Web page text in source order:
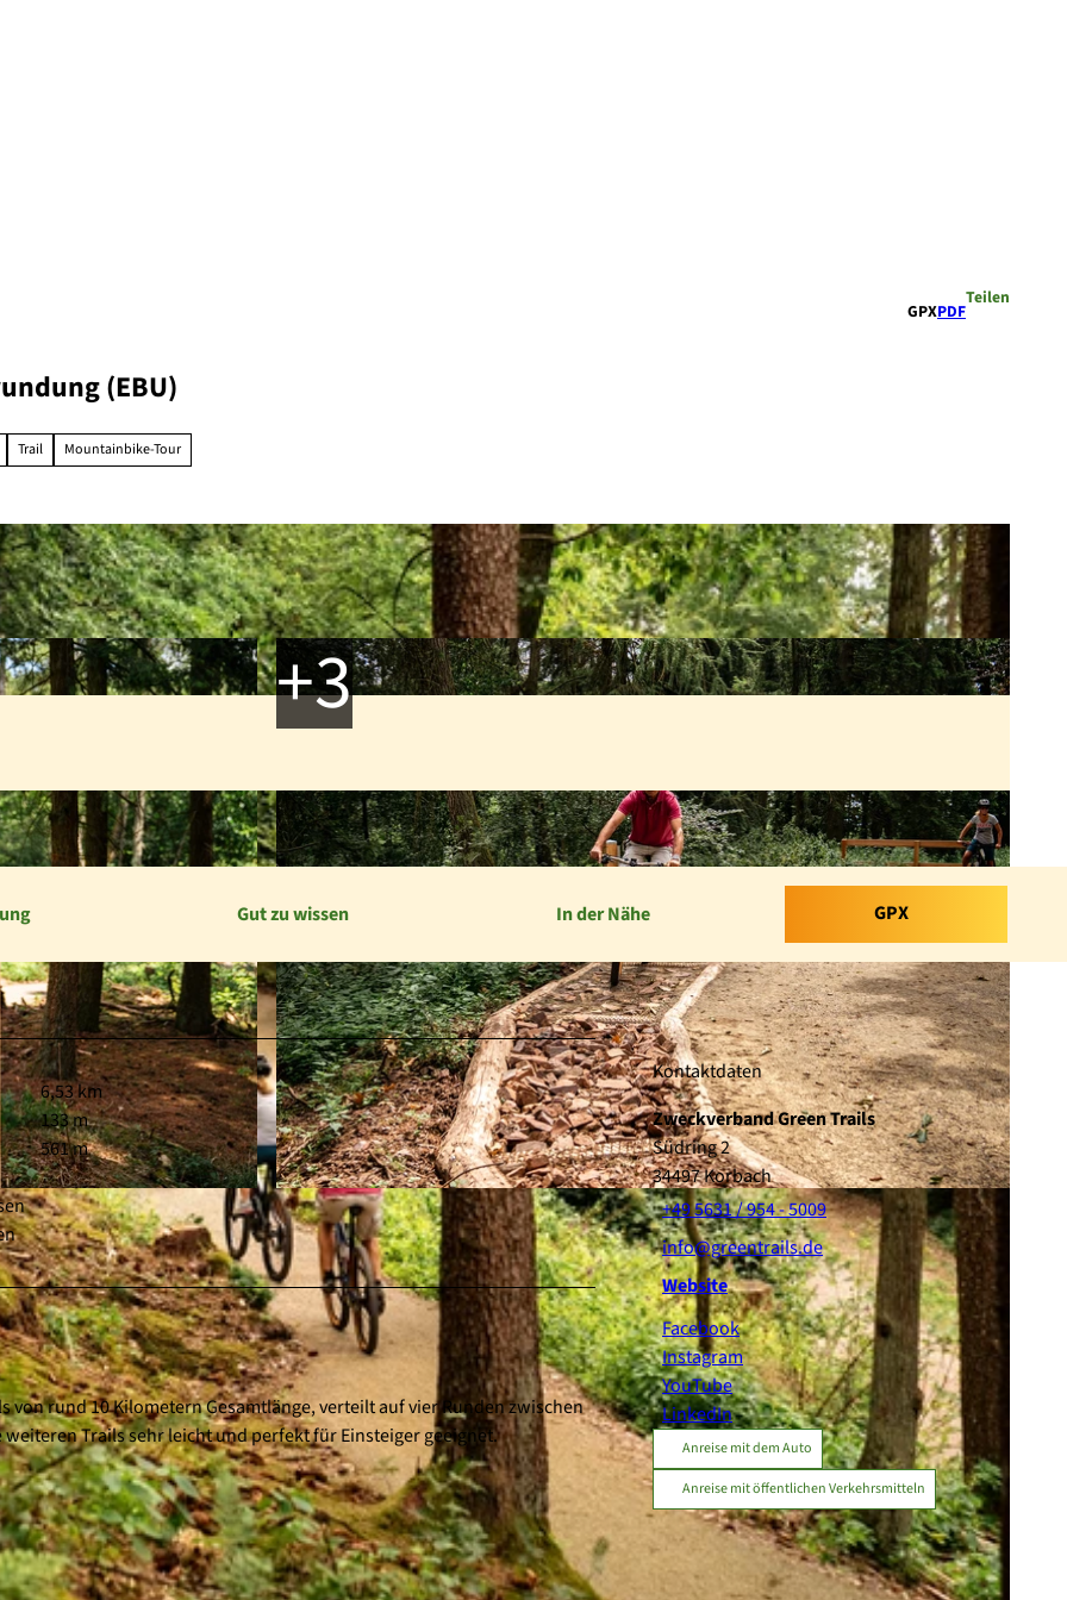
GPXPDF
Teilen
(EBU)
Trail Mountainbike-Tour
© MOONROCK MEDIA |CC-BY-SA
Gut zu wissen In der Nähe GPX
6,53 km
133 m
561 m
von rund 10 Kilometern Gesamtlänge, verteilt auf vier Runden zwischen
Trails sehr leicht und perfekt für Einsteiger geeignet.
Kontaktdaten
Zweckverband Green Trails
Südring 2
34497Korbach
+49 5631 / 954 - 5009
info@greentrails.de
Website
Facebook
Instagram
YouTube
LinkedIn
Anreise mit dem Auto
Anreise mit öffentlichen Verkehrsmitteln